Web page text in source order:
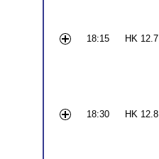
18:15 HK 12.7
18:30 HK 12.8